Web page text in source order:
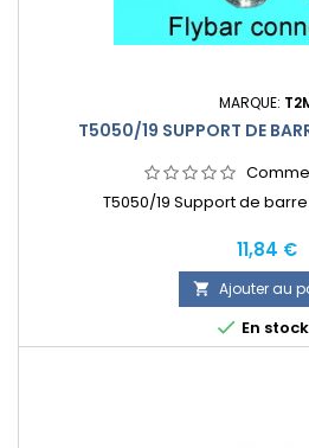
MARQUE:
T5050/19 SUPPORT DE
T5050/19 Support de
Prix
11,84 €
 Ajouter au
 En stock